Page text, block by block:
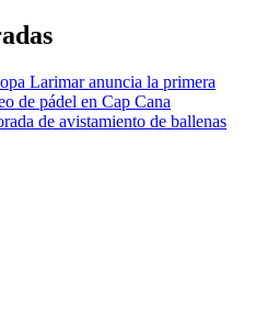
Larimar anuncia la primera
de pádel en Cap Cana
de avistamiento de ballenas